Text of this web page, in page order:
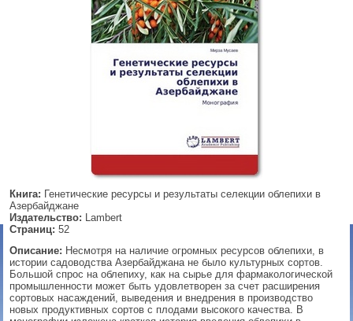
Книга: Генетические ресурсы и результаты селекции облепихи в
Азербайджане
Издательство: Lambert
Страниц: 52
Описание: Несмотря на наличие огромных ресурсов облепихи, в
истории садоводства Азербайджана не было культурных сортов.
Большой спрос на облепиху, как на сырье для фармакологической
промышленности может быть удовлетворен за счет расширения
сортовых насаждений, выведения и внедрения в производство
новых продуктивных сортов с плодами высокого качества. В
▼
▼